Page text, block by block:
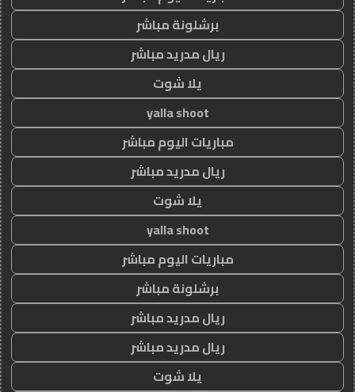
برشلونة مباشر
ريال مدريد مباشر
يلا شوت
yalla shoot
مباريات اليوم مباشر
ريال مدريد مباشر
يلا شوت
yalla shoot
مباريات اليوم مباشر
برشلونة مباشر
ريال مدريد مباشر
ريال مدريد مباشر
يلا شوت